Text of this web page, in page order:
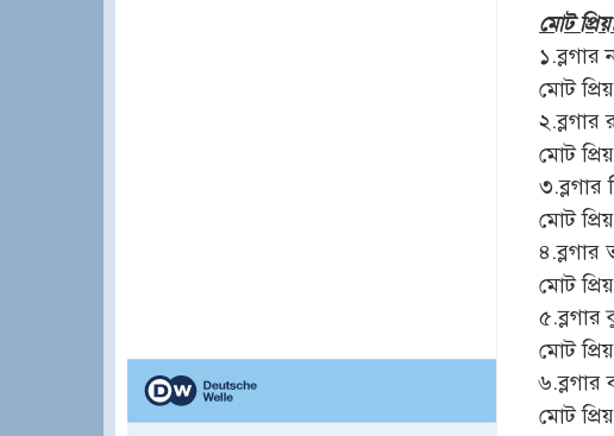
মোট
মোট
২.ব্লগার
মোট
৩.ব্লগার
মোট
৪.ব্লগার
মোট
৫.ব্লগার
মোট
মোট